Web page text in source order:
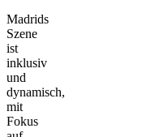
Madrids
Szene
ist
inklusiv
und
dynamisch,
mit
Fokus